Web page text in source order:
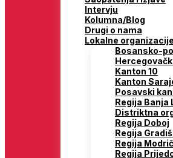
Intervju
Kolumna/Blog
Drugi o nama
Lokalne organizacije
Bosansko-
Kanton 10
Kanton
Posavski
Regija Banja
Distriktna
Regija Doboj
Regija
Regija
Regija